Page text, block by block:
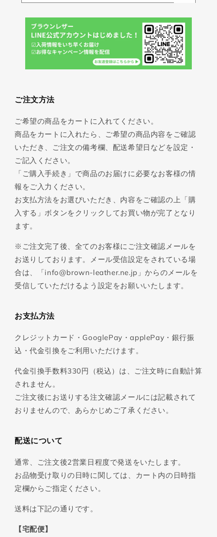
ご注文方法
ご希望の商品をカートに入れてください。
商品をカートに入れたら、ご希望の商品内容をご確認
いただき、ご注文の備考欄、配送希望日などを設定・
ご記入ください。
「ご購入手続き」で商品のお届けに必要なお客様の情
報をご入力ください。
お支払方法をお選びいただき、内容をご確認の上「購
入する」ボタンをクリックしてお買い物が完了となり
ます。
※ご注文完了後、全てのお客様にご注文確認メールを
お送りしております。メール受信設定をされている場
合は、「info@brown-leather.ne.jp」からのメールを
受信していただけるよう設定をお願いいたします。
お支払方法
クレジットカード・GooglePay・applePay・銀行振
込・代金引換をご利用いただけます。
代金引換手数料330円（税込）は、ご注文時に自動計算
されません。
ご注文後にお送りする注文確認メールには記載されて
おりませんので、あらかじめご了承ください。
配送について
通常、ご注文後2営業日程度で発送をいたします。
お品物受け取りの日時に関しては、カート内の日時指
定欄からご指定ください。
送料は下記の通りです。
【宅配便】